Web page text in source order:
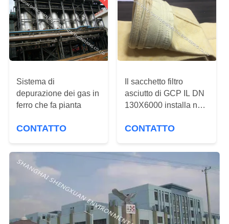
CONTROLLO
DI
QUALITÀ
RICHIEDA
CITAZIONE
MAPPA
DEL
Sistema di
depurazione dei gas in
ferro che fa pianta
CONTATTO
Il sacchetto filtro
asciutto di GCP IL DN
130X6000 installa nel
CONTATTO